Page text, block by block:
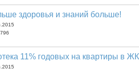
здоровья и знаний больше!
11% годовых на квартиры в